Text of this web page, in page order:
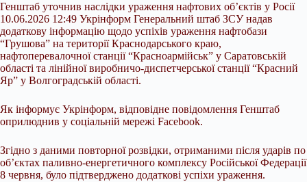
Генштаб уточнив наслідки ураження нафтових об’єктів у Росії
10.06.2026 12:49 Укрінформ Генеральний штаб ЗСУ надав
додаткову інформацію щодо успіхів ураження нафтобази
“Грушова” на території Краснодарського краю,
нафтоперевалочної станції “Красноармійськ” у Саратовській
області та лінійної виробничо-диспетчерської станції “Красний
Яр” у Волгоградській області.
Як інформує Укрінформ, відповідне повідомлення Генштаб
оприлюднив у соціальній мережі Facebook.
Згідно з даними повторної розвідки, отриманими після ударів по
об’єктах паливно-енергетичного комплексу Російської Федерації
8 червня, було підтверджено додаткові успіхи ураження.